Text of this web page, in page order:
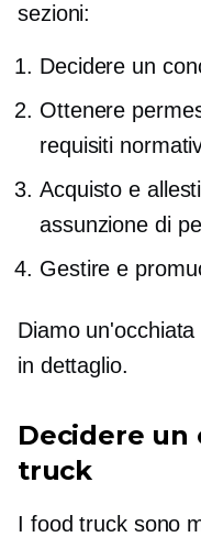
sezioni:
Decidere un
Ottenere
requisiti
Acquisto e
assunzione di
Gestire e
Diamo
in dettaglio.
Decidere un
truck
I food truck sono